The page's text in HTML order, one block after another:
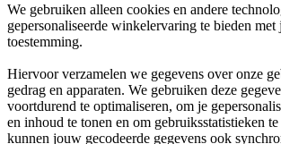
We gebruiken alleen cookies en andere
gepersonaliseerde winkelervaring te bieden
toestemming.
Hiervoor verzamelen we gegevens over onze
gedrag en apparaten. We gebruiken deze
voortdurend te optimaliseren, om je
en inhoud te tonen en om gebruiksstatistieken
kunnen jouw gecodeerde gegevens ook